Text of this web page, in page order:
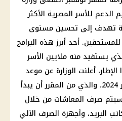
الدعم للأسر المصرية الأكثر
تهدف إلى تحسين مستوى
أحد أبرز هذه البرامج
يستفيد منه ملايين الأسر
أعلنت الوزارة عن موعد
صرف المعاشات لشهر نوفمبر 2024، والذي من المقرر أن يبدأ
صرف المعاشات من خلال
البريد، وأجهزة الصرف الآلي